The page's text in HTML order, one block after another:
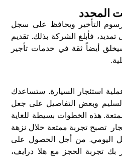
المحدد
التأخير ويحافظ على سجل
فأبلغ الشركة بذلك. تقديم
أيضاً ثقة في خدمات تأجير
استئجار السيارة. ستساعدك
السليم وبعض التفاصيل على جعل
هذه الخطوات بسيطة للغاية
تصبح تجربة ممتعة خلال نزهة
اليومي. من أجل الحصول على
بك تجربة الحجز مع هلا درايف،